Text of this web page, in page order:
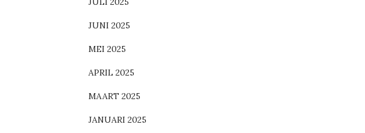
JUNI 2025
MEI 2025
APRIL 2025
MAART 2025
JANUARI 2025